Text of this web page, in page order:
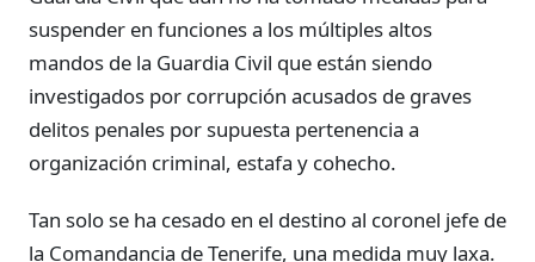
suspender en funciones a los múltiples altos
mandos de la Guardia Civil que están siendo
investigados por corrupción acusados de graves
delitos penales por supuesta pertenencia a
organización criminal, estafa y cohecho.
Tan solo se ha cesado en el destino al coronel jefe de
la Comandancia de Tenerife, una medida muy laxa.